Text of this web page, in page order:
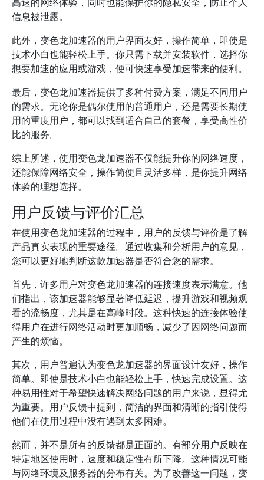
信息被泄露。
此外，变色龙加速器的用户界面友好，操作简单，即使是
技术小白也能轻松上手。你只需下载并安装软件，选择你
想要加速的应用或游戏，便可快速享受加速带来的便利。
最后，变色龙加速器提供了多种付费方案，满足不同用户
的需求。无论你是偶尔使用的普通用户，还是需要长期使
用的重度用户，都可以找到适合自己的套餐，享受高性价
比的服务。
综上所述，使用变色龙加速器不仅能提升你的网络速度，
还能保障网络安全，操作简便且灵活多样，是你提升网络
体验的理想选择。
用户反馈与评价汇总
在使用变色龙加速器的过程中，用户的反馈与评价是了解
产品真实表现的重要途径。通过收集和分析用户的意见，
您可以更好地判断这款加速器是否符合您的需求。
首先，许多用户对变色龙加速器的连接速度表示满意。他
们指出，该加速器能够显著降低延迟，提升游戏和视频观
看的流畅度，尤其是在高峰时段。这种快速的连接体验使
得用户在进行网络活动时更加顺畅，减少了因网络问题而
产生的烦恼。
其次，用户普遍认为变色龙加速器的界面设计友好，操作
简单。即使是技术小白也能轻松上手，快速完成设置。这
种易用性对于希望快速解决网络问题的用户来说，显得尤
为重要。用户反馈中提到，简洁的界面和清晰的指引使得
他们在使用过程中没有遇到太多困难。
然而，并不是所有的反馈都是正面的。有部分用户反映在
特定地区使用时，速度和稳定性有所下降。这种情况可能
与网络环境及服务器的分布有关。为了改善这一问题，变